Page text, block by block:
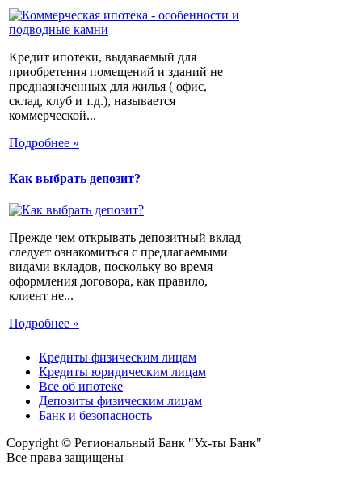
Кредит ипотеки, выдаваемый для
приобретения помещений и зданий не
предназначенных для жилья ( офис,
склад, клуб и т.д.), называется
коммерческой...
Подробнее »
Как выбрать депозит?
Прежде чем открывать депозитный вклад
следует ознакомиться с предлагаемыми
видами вкладов, поскольку во время
оформления договора, как правило,
клиент не...
Подробнее »
Кредиты физическим лицам
Кредиты юридическим лицам
Все об ипотеке
Депозиты физическим лицам
Банк и безопасность
Copyright © Региональный Банк "Ух-ты Банк"
Все права защищены